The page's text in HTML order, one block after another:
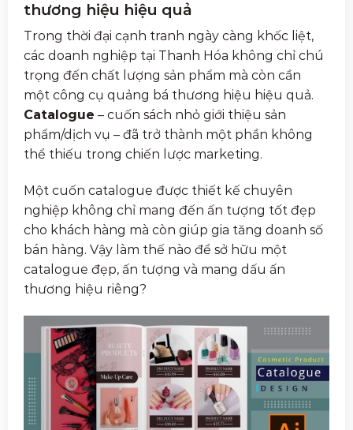
thương hiệu hiệu quả
Trong thời đại cạnh tranh ngày càng khốc liệt,
các doanh nghiệp tại Thanh Hóa không chỉ chú
trọng đến chất lượng sản phẩm mà còn cần
một công cụ quảng bá thương hiệu hiệu quả.
Catalogue – cuốn sách nhỏ giới thiệu sản
phẩm/dịch vụ – đã trở thành một phần không
thể thiếu trong chiến lược marketing.
Một cuốn catalogue được thiết kế chuyên
nghiệp không chỉ mang đến ấn tượng tốt đẹp
cho khách hàng mà còn giúp gia tăng doanh số
bán hàng. Vậy làm thế nào để sở hữu một
catalogue đẹp, ấn tượng và mang dấu ấn
thương hiệu riêng?